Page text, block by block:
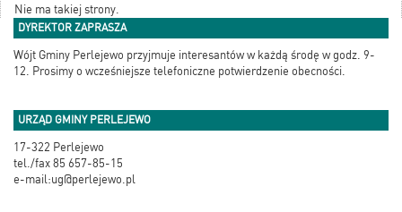
Nie ma takiej strony.
DYREKTOR ZAPRASZA
Wójt Gminy Perlejewo przyjmuje interesantów w każdą środę w godz. 9-
12. Prosimy o wcześniejsze telefoniczne potwierdzenie obecności.
URZĄD GMINY PERLEJEWO
17-322 Perlejewo
tel./fax 85 657-85-15
e-mail:ug@perlejewo.pl